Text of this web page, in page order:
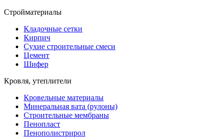
Стройматериалы
Кладочные сетки
Кирпич
Сухие строительные смеси
Цемент
Шифер
Кровля, утеплители
Кровельные материалы
Минеральная вата (рулоны)
Строительные мембраны
Пенопласт
Пенополистрирол